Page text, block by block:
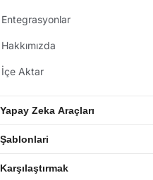
Entegrasyonlar
Hakkımızda
İçe Aktar
Yapay Zeka Araçları
Şablonlari
Karşılaştırmak